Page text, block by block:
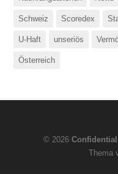
Schweiz Scoredex
U-Haft unseriös
Österreich
© 2026
Thema